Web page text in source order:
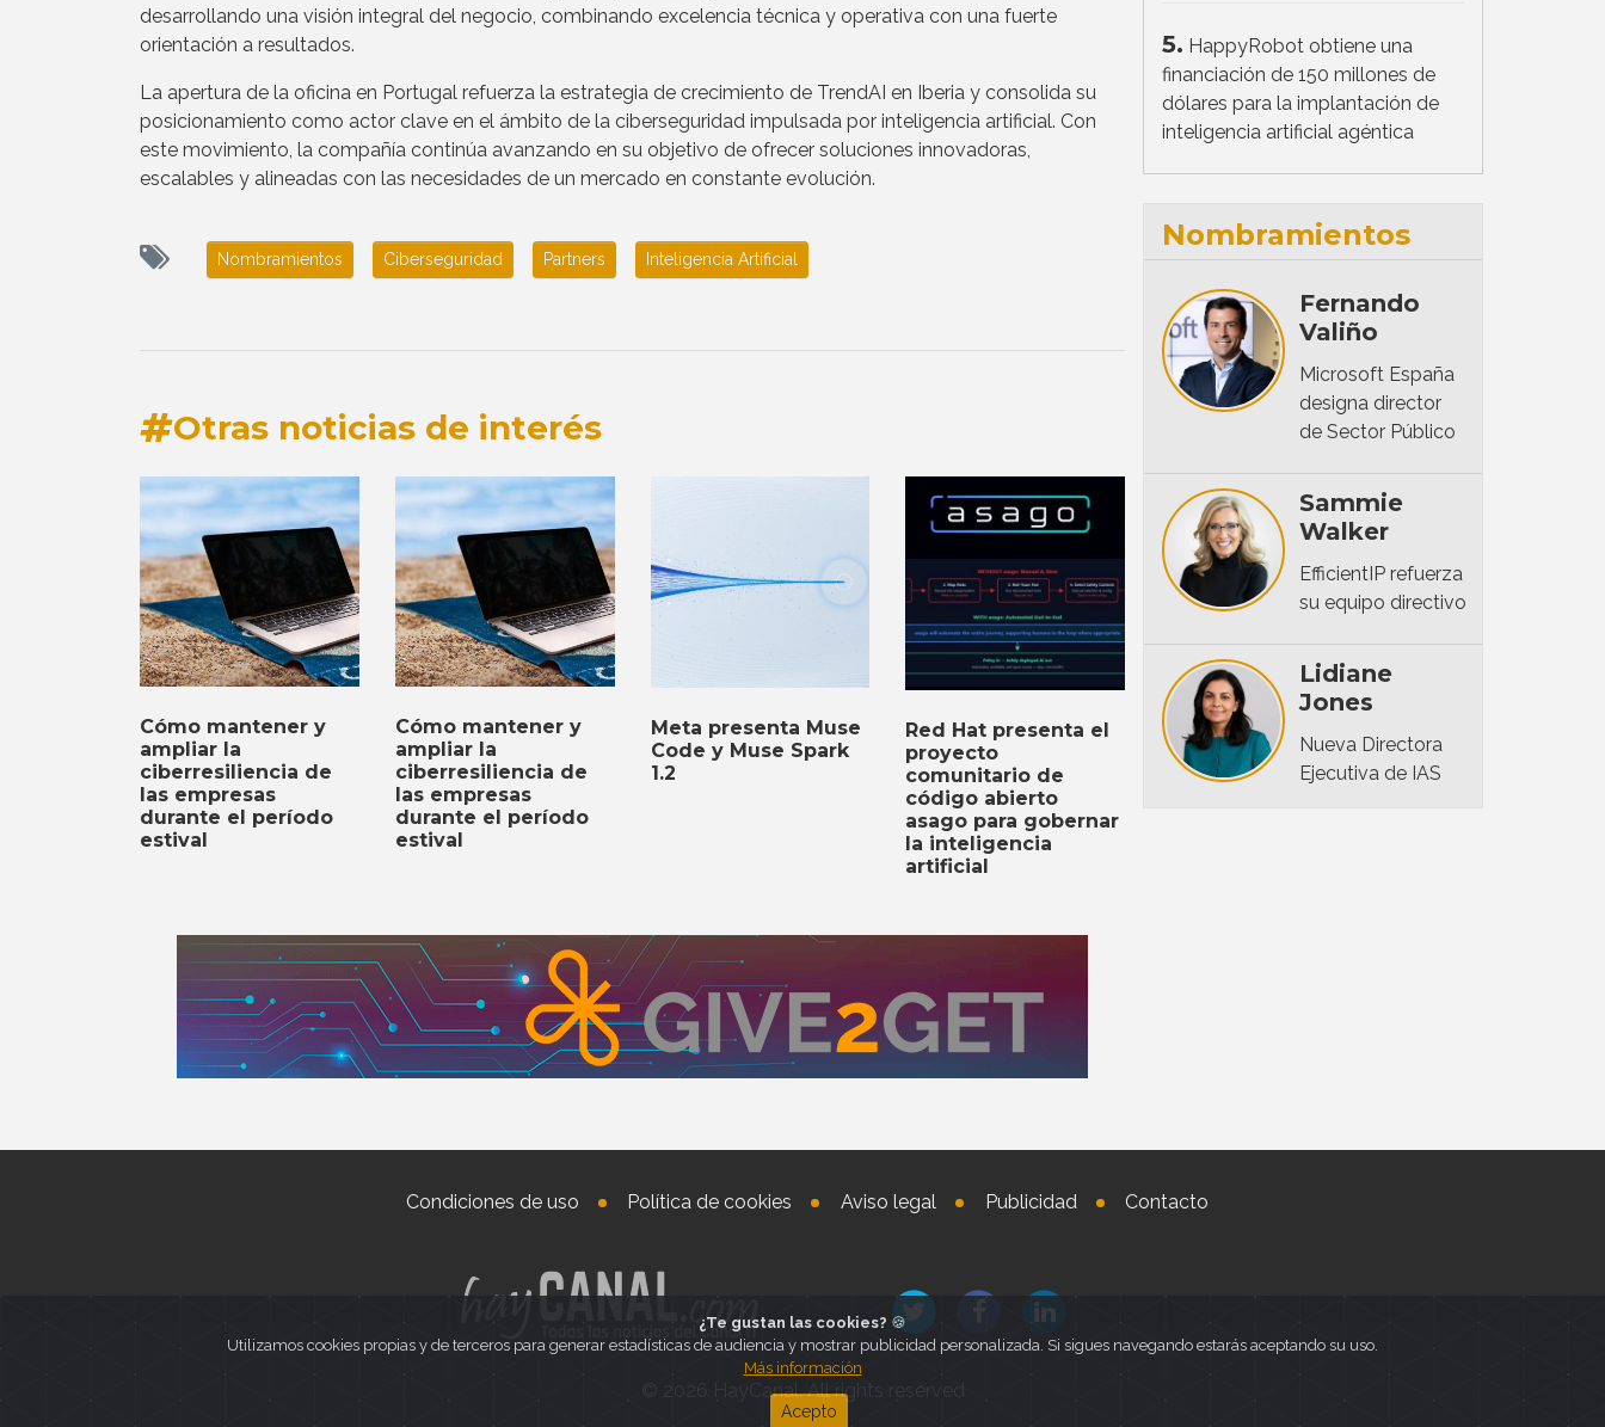
desarrollando una visión integral del negocio, combinando excelencia técnica y operativa con una fuerte
orientación a resultados.
La apertura de la oficina en Portugal refuerza la estrategia de crecimiento de TrendAI en Iberia y consolida su
posicionamiento como actor clave en el ámbito de la ciberseguridad impulsada por inteligencia artificial. Con
este movimiento, la compañía continúa avanzando en su objetivo de ofrecer soluciones innovadoras,
escalables y alineadas con las necesidades de un mercado en constante evolución.
Nombramientos Ciberseguridad Partners Inteligencia Artificial
Otras noticias de interés
Cómo mantener y
ampliar la
ciberresiliencia de
las empresas
durante el período
estival
Cómo mantener y
ampliar la
ciberresiliencia de
las empresas
durante el período
estival
Meta presenta Muse
Code y Muse Spark
1.2
Red Hat presenta el
proyecto
comunitario de
código abierto
asago para gobernar
la inteligencia
artificial
5. HappyRobot obtiene una
financiación de 150 millones de
dólares para la implantación de
inteligencia artificial agéntica
Nombramientos
Fernando
Valiño
Microsoft España
designa director
de Sector Público
Sammie
Walker
EfficientIP refuerza
su equipo directivo
Lidiane
Jones
Nueva Directora
Ejecutiva de IAS
Condiciones de uso Política de cookies Aviso legal Publicidad Contacto
© 2026 HayCanal. All rights reserved
¿Te gustan las cookies? 🍪
Utilizamos cookies propias y de terceros para generar estadísticas de audiencia y mostrar publicidad personalizada. Si sigues navegando estarás aceptando su uso.
Más información
Acepto